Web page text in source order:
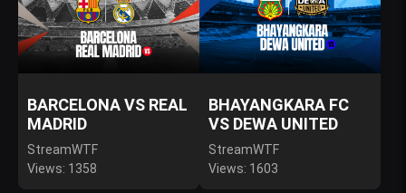
BARCELONA VS REAL
MADRID
StreamWTF
Views: 1358
BHAYANGKARA FC
VS DEWA UNITED
StreamWTF
Views: 1603